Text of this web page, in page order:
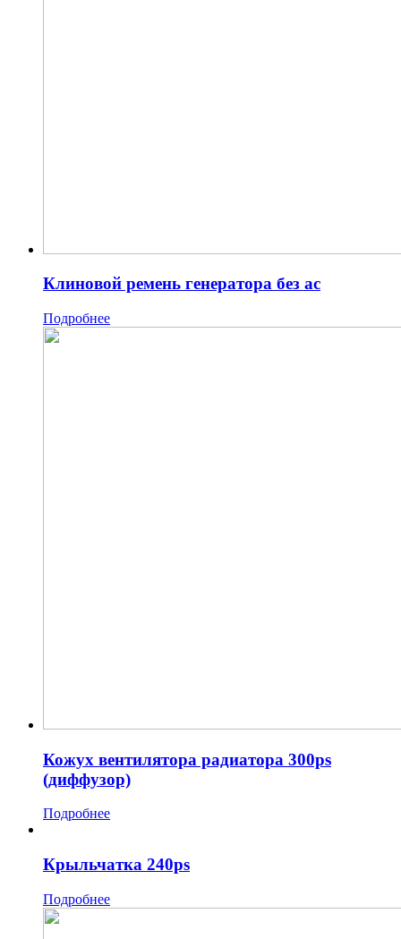
Клиновой ремень генератора без ас
Подробнее
Кожух вентилятора радиатора 300ps
(диффузор)
Подробнее
Крыльчатка 240ps
Подробнее